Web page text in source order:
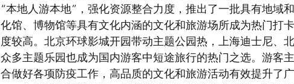
“本地人游本地”，强化资源整合力度，推出了一批具有地域
化馆、博物馆等具有文化内涵的文化和旅游场所成为热门打
度较高。北京环球影城开园带动主题公园热，上海迪士尼、
众多主题乐园也成为国内游客中短途旅行的热门之选。游客
合做好各项防疫工作，高品质的文化和旅游活动有效提升了